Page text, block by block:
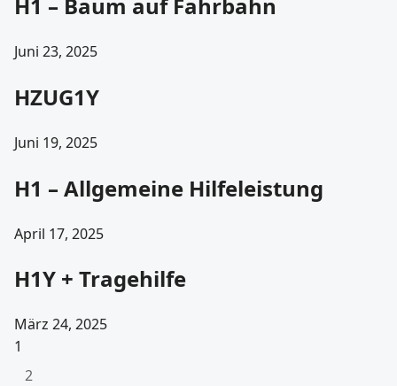
Juni 23, 2025
HZUG1Y
Juni 19, 2025
H1 – Allgemeine Hilfeleistung
April 17, 2025
H1Y + Tragehilfe
März 24, 2025
1
2